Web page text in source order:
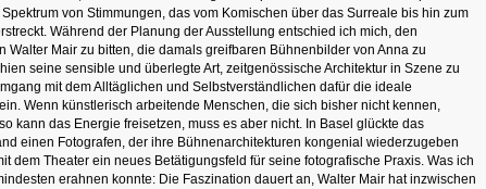
von Stimmungen, das vom Komischen über das Surreale bis hin zum
Während der Planung der Ausstellung entschied ich mich, den
Walter Mair zu bitten, die damals greifbaren Bühnenbilder von Anna zu
seine sensible und überlegte Art, zeitgenössische Architektur in Szene zu
mit dem Alltäglichen und Selbstverständlichen dafür die ideale
Wenn künstlerisch arbeitende Menschen, die sich bisher nicht kennen,
kann das Energie freisetzen, muss es aber nicht. In Basel glückte das
einen Fotografen, der ihre Bühnenarchitekturen kongenial wiederzugeben
dem Theater ein neues Betätigungsfeld für seine fotografische Praxis. Was ich
erahnen konnte: Die Faszination dauert an, Walter Mair hat inzwischen